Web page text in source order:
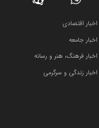
اخبار اقتصادی
اخبار جامعه
اخبار فرهنگ، هنر و رسانه
اخبار زندگی و سرگرمی